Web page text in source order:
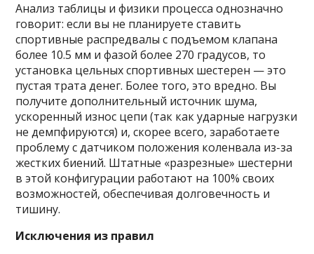
Анализ таблицы и физики процесса однозначно
говорит: если вы не планируете ставить
спортивные распредвалы с подъемом клапана
более 10.5 мм и фазой более 270 градусов, то
установка цельных спортивных шестерен — это
пустая трата денег. Более того, это вредно. Вы
получите дополнительный источник шума,
ускоренный износ цепи (так как ударные нагрузки
не демпфируются) и, скорее всего, заработаете
проблему с датчиком положения коленвала из-за
жестких биений. Штатные «разрезные» шестерни
в этой конфигурации работают на 100% своих
возможностей, обеспечивая долговечность и
тишину.
Исключения из правил